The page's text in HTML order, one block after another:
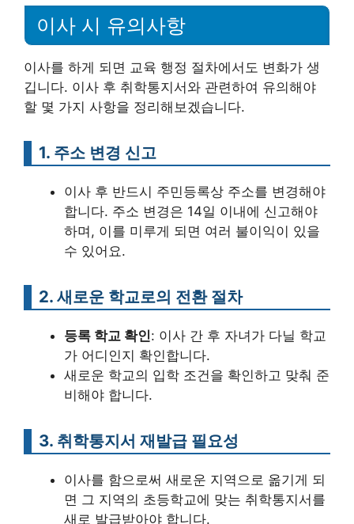
이사 시 유의사항
이사를 하게 되면 교육 행정 절차에서도 변화가 생
깁니다. 이사 후 취학통지서와 관련하여 유의해야
할 몇 가지 사항을 정리해보겠습니다.
1. 주소 변경 신고
이사 후 반드시 주민등록상 주소를 변경해야
합니다. 주소 변경은 14일 이내에 신고해야
하며, 이를 미루게 되면 여러 불이익이 있을
수 있어요.
2. 새로운 학교로의 전환 절차
등록 학교 확인: 이사 간 후 자녀가 다닐 학교
가 어디인지 확인합니다.
새로운 학교의 입학 조건을 확인하고 맞춰 준
비해야 합니다.
3. 취학통지서 재발급 필요성
이사를 함으로써 새로운 지역으로 옮기게 되
면 그 지역의 초등학교에 맞는 취학통지서를
새로 발급받아야 합니다.